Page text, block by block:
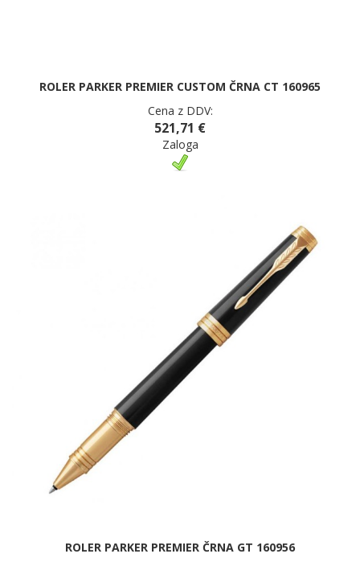
ROLER PARKER PREMIER CUSTOM ČRNA CT 160965
Cena z DDV:
521,71 €
Zaloga
ROLER PARKER PREMIER ČRNA GT 160956